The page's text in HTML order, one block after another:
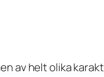
av helt olika